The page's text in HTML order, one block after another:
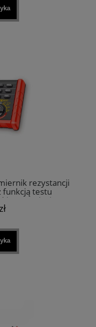
rezystancji
funkcją testu
napięcia